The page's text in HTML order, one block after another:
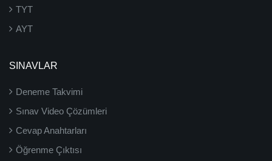
TYT
AYT
SINAVLAR
Deneme Takvimi
Sınav Video Çözümleri
Cevap Anahtarları
Öğrenme Çıktısı